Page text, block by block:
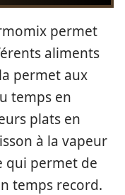
permet
aliments
permet aux
temps en
plats en
à la vapeur
qui permet de
temps record.